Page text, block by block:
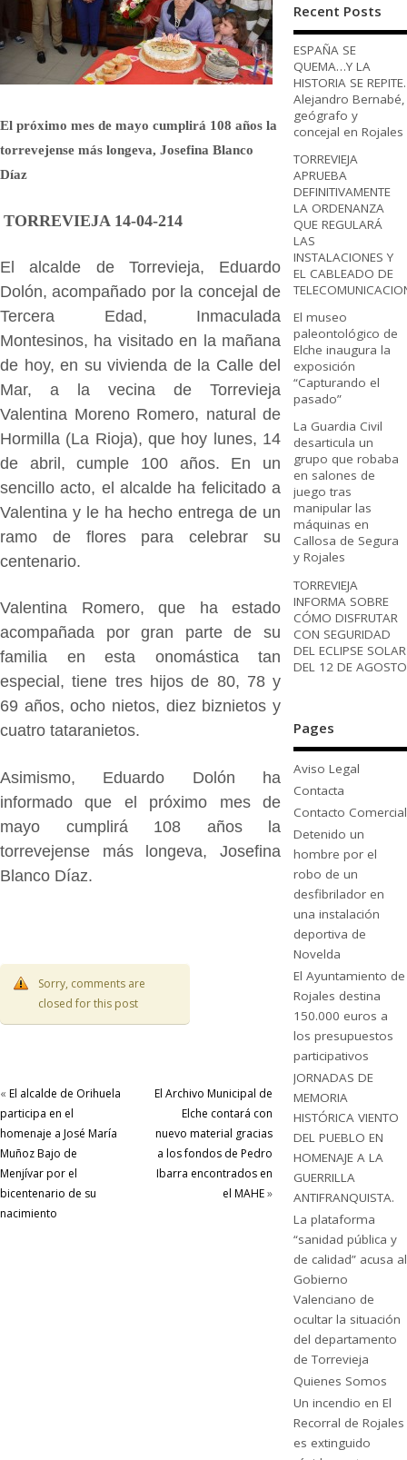
El próximo mes de mayo cumplirá 108 años la
torrevejense más longeva, Josefina Blanco
Díaz
TORREVIEJA 14-04-214
El alcalde de Torrevieja, Eduardo
Dolón, acompañado por la concejal de
Tercera Edad, Inmaculada
Montesinos, ha visitado en la mañana
de hoy, en su vivienda de la Calle del
Mar, a la vecina de Torrevieja
Valentina Moreno Romero, natural de
Hormilla (La Rioja), que hoy lunes, 14
de abril, cumple 100 años. En un
sencillo acto, el alcalde ha felicitado a
Valentina y le ha hecho entrega de un
ramo de flores para celebrar su
centenario.
Valentina Romero, que ha estado
acompañada por gran parte de su
familia en esta onomástica tan
especial, tiene tres hijos de 80, 78 y
69 años, ocho nietos, diez biznietos y
cuatro tataranietos.
Asimismo, Eduardo Dolón ha
informado que el próximo mes de
mayo cumplirá 108 años la
torrevejense más longeva, Josefina
Blanco Díaz.
Sorry, comments are
closed for this post
« El alcalde de Orihuela
participa en el
homenaje a José María
Muñoz Bajo de
Menjívar por el
bicentenario de su
nacimiento
El Archivo Municipal de
Elche contará con
nuevo material gracias
a los fondos de Pedro
Ibarra encontrados en
el MAHE»
Recent Posts
ESPAÑA SE
QUEMA…Y LA
HISTORIA SE REPITE.
Alejandro Bernabé,
geógrafo y
concejal en Rojales
TORREVIEJA
APRUEBA
DEFINITIVAMENTE
LA ORDENANZA
QUE REGULARÁ
LAS
INSTALACIONES Y
EL CABLEADO DE
El museo
paleontológico de
Elche inaugura la
exposición
“Capturando el
pasado”
La Guardia Civil
desarticula un
grupo que robaba
en salones de
juego tras
manipular las
máquinas en
Callosa de Segura
y Rojales
TORREVIEJA
INFORMA SOBRE
CÓMO DISFRUTAR
CON SEGURIDAD
DEL ECLIPSE SOLAR
DEL 12 DE AGOSTO
Pages
Aviso Legal
Contacta
Contacto Comercial
Detenido un
hombre por el
robo de un
desfibrilador en
una instalación
deportiva de
Novelda
El Ayuntamiento de
Rojales destina
150.000 euros a
los presupuestos
participativos
JORNADAS DE
MEMORIA
HISTÓRICA VIENTO
DEL PUEBLO EN
HOMENAJE A LA
GUERRILLA
ANTIFRANQUISTA.
La plataforma
“sanidad pública y
de calidad” acusa al
Gobierno
Valenciano de
ocultar la situación
del departamento
de Torrevieja
Quienes Somos
Un incendio en El
Recorral de Rojales
es extinguido